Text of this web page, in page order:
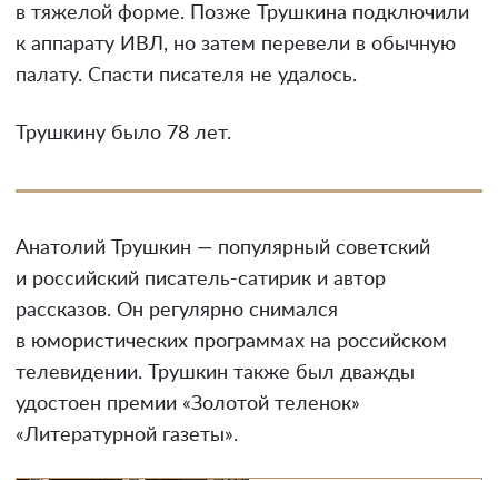
в тяжелой форме. Позже Трушкина подключили
к аппарату ИВЛ, но затем перевели в обычную
палату. Спасти писателя не удалось.
Трушкину было 78 лет.
Анатолий Трушкин — популярный советский
и российский писатель-сатирик и автор
рассказов. Он регулярно снимался
в юмористических программах на российском
телевидении. Трушкин также был дважды
удостоен премии «Золотой теленок»
«Литературной газеты».